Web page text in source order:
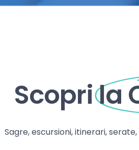
Scoprila
Sagre, escursioni, itinerari,